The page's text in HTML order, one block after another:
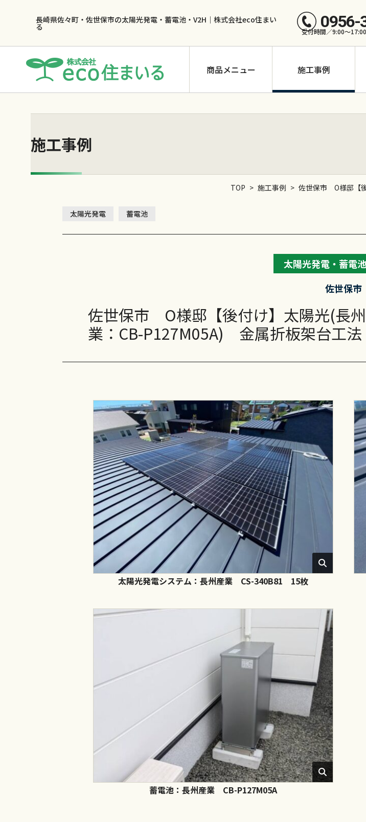
長崎県佐々町・佐世保市の太陽光発電・蓄電池・V2H｜株式会社eco住まい
る 0956-
受付時間／9:00～
商品メニュー
長州産業 CB-LMP97B2
CanadianSolar EP Cube HES-JP2-613G
ニチコン ESS-T5M1/ESS-T6M1
エコキュート
DAIKIN EQX46YFV
日立 BHP-F46WD
施工事例
施工事例
TOP > 施工事例 > 佐世保市 O様邸【
太陽光発電 蓄電池
太陽光発電・蓄電
佐世保市
佐世保市 O様邸【後付け】太陽光(長
業：CB-P127M05A) 金属折板架台工法
太陽光発電システム：長州産業 CS-340B81 15枚
蓄電池：長州産業 CB-P127M05A